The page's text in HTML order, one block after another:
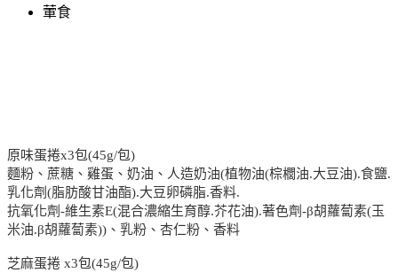
葷食
原味蛋捲x3包(45g/包)
麵粉、蔗糖、雞蛋、奶油、人造奶油(植物油(棕櫚油.大豆油).食鹽.
乳化劑(脂肪酸甘油酯).大豆卵磷脂.香料.
抗氧化劑-維生素E(混合濃縮生育醇.芥花油).著色劑-β胡蘿蔔素(玉
米油.β胡蘿蔔素))、乳粉、杏仁粉、香料
芝麻蛋捲 x3包(45g/包)